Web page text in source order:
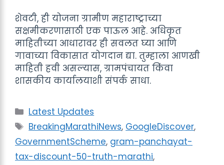
शेवटी, ही योजना ग्रामीण महाराष्ट्राच्या
सक्षमीकरणासाठी एक पाऊल आहे. अधिकृत
माहितीच्या आधारावर ही सवलत घ्या आणि
गावाच्या विकासात योगदान द्या. तुम्हाला आणखी
माहिती हवी असल्यास, ग्रामपंचायत किंवा
शासकीय कार्यालयाशी संपर्क साधा.
Categories
Latest Updates
Tags
BreakingMarathiNews, GoogleDiscover,
GovernmentScheme, gram-panchayat-
tax-discount-50-truth-marathi,